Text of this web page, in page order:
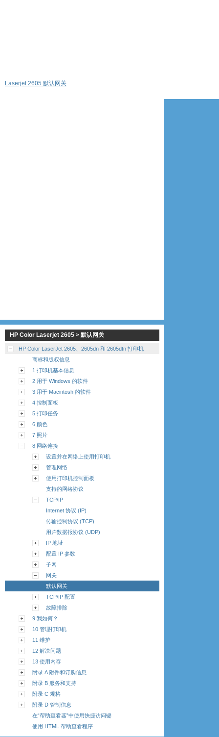
Laserjet 2605 默认网关
HP Color Laserjet 2605 > 默认网关
HP Color LaserJet 2605、2605dn 和 2605dtn 打印机
商标和版权信息
1 打印机基本信息
2 用于 Windows 的软件
3 用于 Macintosh 的软件
4 控制面板
5 打印任务
6 颜色
7 照片
8 网络连接
设置并在网络上使用打印机
管理网络
使用打印机控制面板
支持的网络协议
TCP/IP
Internet 协议 (IP)
传输控制协议 (TCP)
用户数据报协议 (UDP)
IP 地址
配置 IP 参数
子网
网关
默认网关
TCP/IP 配置
故障排除
9 我如何？
10 管理打印机
11 维护
12 解决问题
13 使用内存
附录 A 附件和订购信息
附录 B 服务和支持
附录 C 规格
附录 D 管制信息
在“帮助查看器”中使用快捷访问键
使用 HTML 帮助查看程序